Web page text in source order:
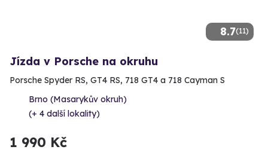
8.7(11)
Jízda v Porsche na okruhu
Porsche Spyder RS, GT4 RS, 718 GT4 a 718 Cayman S
Brno (Masarykův okruh)
(+ 4 další lokality)
1 990 Kč